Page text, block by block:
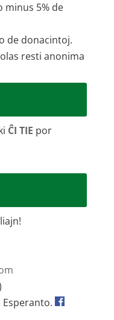
minus 5% de
de donacintoj.
resti anonima
ĈI TIE por